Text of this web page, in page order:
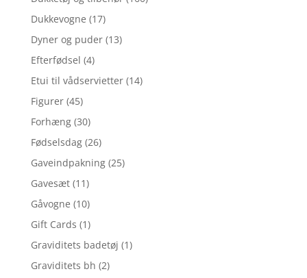
Dukkevogne (17)
Dyner og puder (13)
Efterfødsel (4)
Etui til vådservietter (14)
Figurer (45)
Forhæng (30)
Fødselsdag (26)
Gaveindpakning (25)
Gavesæt (11)
Gåvogne (10)
Gift Cards (1)
Graviditets badetøj (1)
Graviditets bh (2)